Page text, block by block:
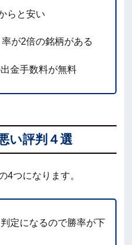
らと安い
が2倍の銘柄がある
金手数料が無料
い評判４選
4つになります。
定になるので勝率が下